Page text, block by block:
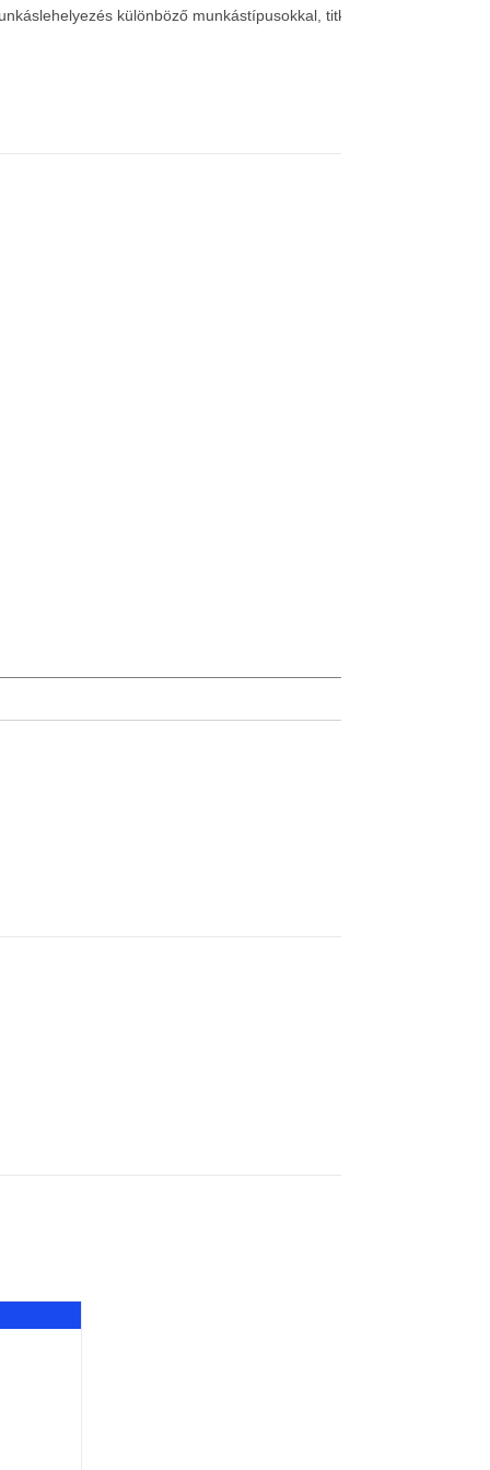
különböző munkástípusokkal, titkos